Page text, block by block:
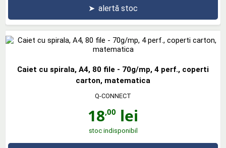
➤ alertă stoc
Caiet cu spirala, A4, 80 file - 70g/mp, 4 perf., coperti
carton, matematica
Q-CONNECT
18,00 lei
stoc indisponibil